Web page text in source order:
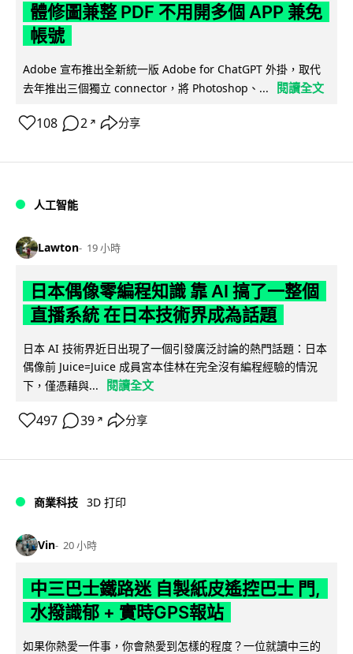
體修圖兼整 PDF 不用開多個 APP 兼免
帳號
Adobe 宣布推出全新統一版 Adobe for ChatGPT 外掛，取代
去年推出三個獨立 connector，將 Photoshop、...
閱讀全文
108 2 ↗ 分享
人工智能
Lawton 19 小時
日本偶像零編程知識 靠 AI 搞了一整個
直播系統 在日本技術界成為話題
日本 AI 技術界近日出現了一個引發廣泛討論的熱門話題：日本
偶像前 Juice=Juice 成員宮本佳林在完全沒有編程經驗的情況
下，僅憑藉與...
閱讀全文
497 39 ↗ 分享
商業科技 3D 打印
Vin 20 小時
中三巴士鐵路迷 自製紙皮遙控巴士 門,
水撥識郁 + 實時GPS報站
如果你熱愛一件事，你會熱愛到怎樣的程度？一位就讀中三的